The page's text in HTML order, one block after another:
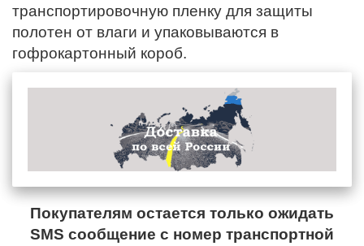
транспортировочную пленку для защиты
полотен от влаги и упаковываются в
гофрокартонный короб.
Покупателям остается только ожидать
SMS сообщение с номер транспортной